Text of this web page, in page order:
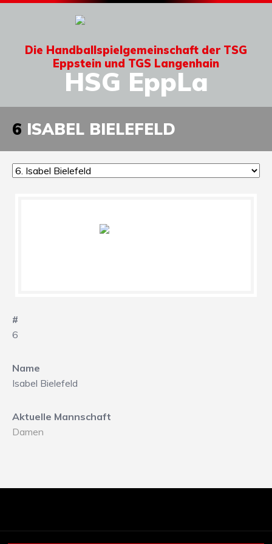
Die Handballspielgemeinschaft der TSG
Eppstein und TGS Langenhain
HSG EppLa
6 ISABEL BIELEFELD
#
6
Name
Isabel Bielefeld
Aktuelle Mannschaft
Damen